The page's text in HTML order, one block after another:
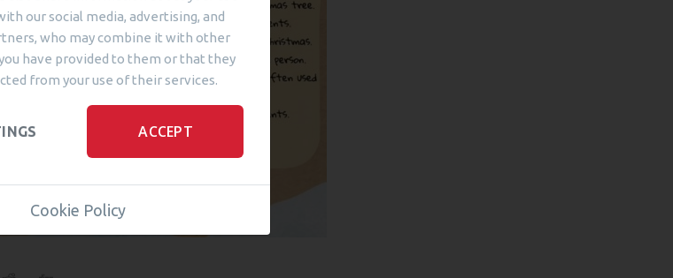
our social media, advertising, and
who may combine it with other
have provided to them or that they
from your use of their services.
ACCEPT
Cookie Policy